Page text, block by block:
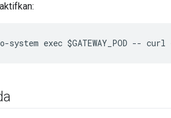
exec $GATEWAY_POD --